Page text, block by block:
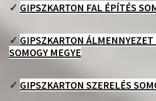
✓ GIPSZKARTON FAL ÉPÍTÉS
✓ GIPSZKARTON ÁLMENNYEZET
SOMOGY MEGYE
✓ GIPSZKARTON SZERELÉS